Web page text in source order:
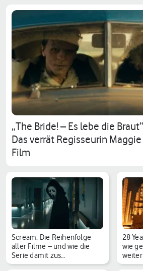
„The Bride! – Es lebe die
Das verrät Regisseurin
Film
Scream: Die Reihenfolge
aller Filme – und wie die
Serie damit zus…
28
wie